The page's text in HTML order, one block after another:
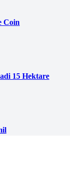
Coin
15 Hektare